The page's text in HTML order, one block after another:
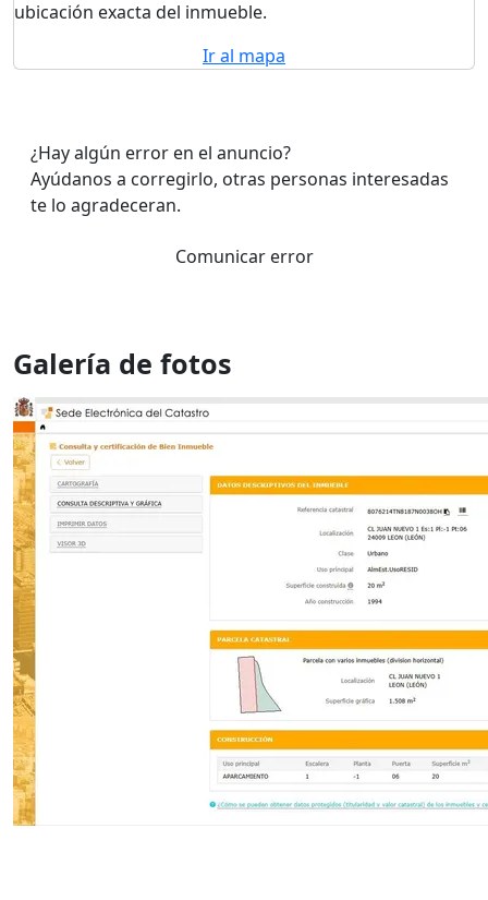
ubicación exacta del inmueble.
Ir al mapa
¿Hay algún error en el anuncio?
Ayúdanos a corregirlo, otras personas interesadas
te lo agradeceran.
Comunicar error
Galería de fotos